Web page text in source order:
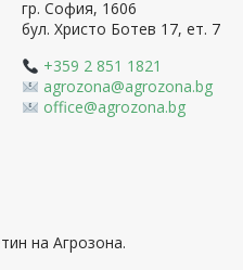
гр. София, 1606
бул. Христо Ботев 17, ет. 7
+359 2 851 1821
agrozona@agrozona.bg
office@agrozona.bg
на Агрозона.